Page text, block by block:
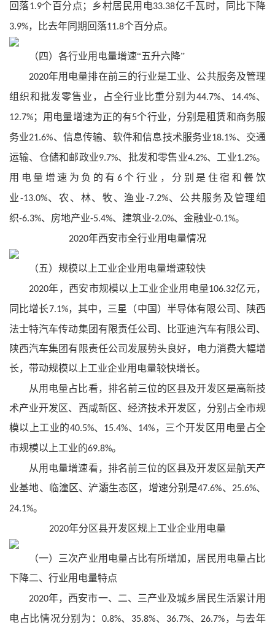
回落1.9个百分点；乡村居民用电33.38亿千瓦时，同比下降
3.9%，比去年同期回落11.8个百分点。
（四）各行业用电量增速“五升六降”
2020年用电量排在前三的行业是工业、公共服务及管理
组织和批发零售业，占全行业比重分别为44.7%、 14.4%、
12.7%；用电量增速为正的有5个行业，分别是租赁和商务服
务业21.6%、信息传输、软件和信息技术服务业18.1%、交通
运输、仓储和邮政业9.7%、批发和零售业4.2%、工业1.2%。
用电量增速为负的有 6个行业，分别是住宿和餐饮
业-13.0%、农、林、牧、渔业-7.2%、公共服务及管理组
织-6.3%、房地产业-5.4%、建筑业-2.0%、金融业-0.1%。
2020年西安市全行业用电量情况
（五）规模以上工业企业用电量增速较快
2020年，西安市规模以上工业企业用电量106.32亿元，
同比增长7.1%，其中，三星（中国）半导体有限公司、陕西
法士特汽车传动集团有限责任公司、比亚迪汽车有限公司、
陕西汽车集团有限责任公司发展势头良好，电力消费大幅增
长，带动规模以上工业企业用电量较快增长。
从用电量占比看，排名前三位的区县及开发区是高新技
术产业开发区、西咸新区、经济技术开发区，分别占全市规
模以上工业的40.5%、 15.4%、 14%，三个开发区用电量占全
市规模以上工业的69.8%。
从用电量增速看，排名前三位的区县及开发区是航天产
业基地、临潼区、浐灞生态区，增速分别是47.6%、 25.6%、
24.1%。
2020年分区县开发区规上工业企业用电量
（一）三次产业用电量占比有所增加，居民用电量占比
下降二、行业用电量特点
2020年，西安市一、二、三产业及城乡居民生活累计用
电占比情况分别为： 0.8%、 35.8%、 36.7%、 26.7%，与去年